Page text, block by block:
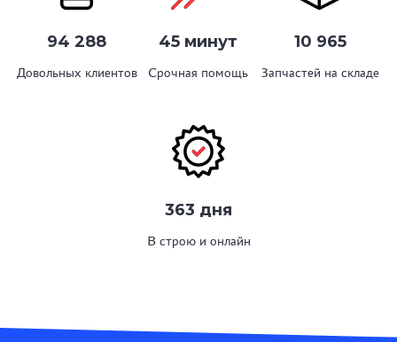
94 288
Довольных клиентов
45 минут
Срочная помощь
10 965
Запчастей на складе
363 дня
В строю и онлайн